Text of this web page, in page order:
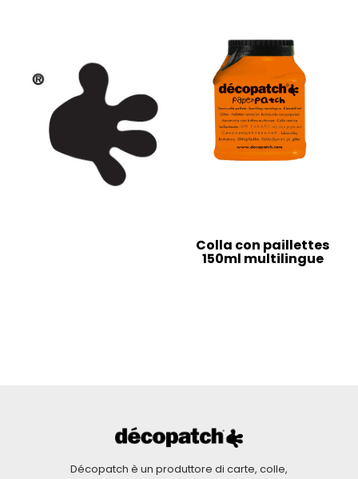
Colla con paillettes
150ml multilingue
Décopatch è un produttore di carte, colle,